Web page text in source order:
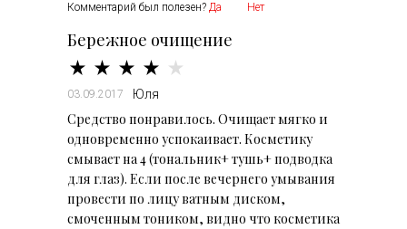
Комментарий был полезен? Да Нет
Бережное очищение
03.09.2017 Юля
Средство понравилось. Очищает мягко и
одновременно успокаивает. Косметику
смывает на 4 (тональник+ тушь+ подводка
для глаз). Если после вечернего умывания
провести по лицу ватным диском,
смоченным тоником, видно что косметика